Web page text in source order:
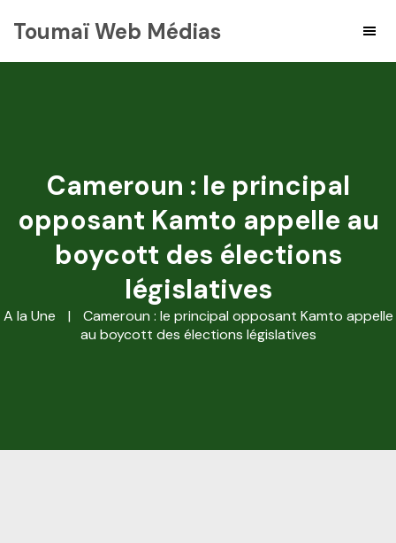
Toumaï Web Médias
Cameroun : le principal
opposant Kamto appelle au
boycott des élections
législatives
A la Une |
Cameroun : le principal opposant Kamto appelle
au boycott des élections législatives